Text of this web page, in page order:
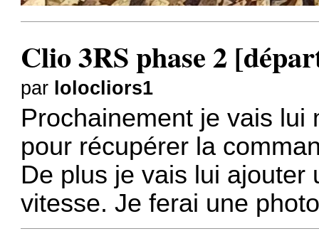
Clio 3RS phase 2
par lolocliors1
Prochainement je vais lui
pour récupérer la
De plus je vais lui ajouter
vitesse. Je ferai une